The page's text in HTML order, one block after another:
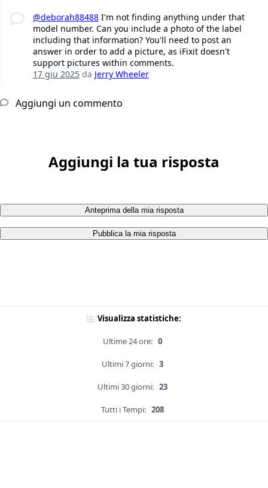
@deborah88488I'm not finding anything under that
model number. Can you include a photo of the label
including that information? You'll need to post an
answer in order to add a picture, as iFixit doesn't
support pictures within comments.
17 giu 2025da Jerry Wheeler
Aggiungi un commento
Aggiungi la tua risposta
Anteprima della mia risposta
Pubblica la mia risposta
Visualizza statistiche:
Ultime 24 ore: 0
Ultimi 7 giorni: 3
Ultimi 30 giorni: 23
Tutti i Tempi: 208